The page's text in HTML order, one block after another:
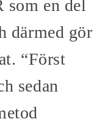
som en del
därmed gör
“Först
sedan